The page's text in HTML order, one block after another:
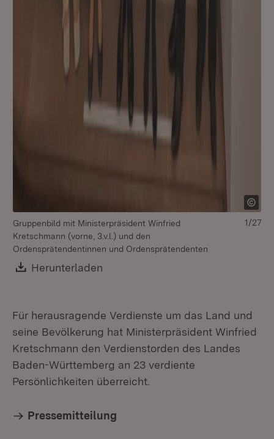
Gruppenbild mit Ministerpräsident Winfried
Kretschmann (vorne, 3.v.l.) und den
Ordensprätendentinnen und Ordensprätendenten
Download:
Herunterladen
1/27
Für herausragende Verdienste um das Land und
seine Bevölkerung hat Ministerpräsident Winfried
Kretschmann den Verdienstorden des Landes
Baden-Württemberg an 23 verdiente
Persönlichkeiten überreicht.
Pressemitteilung